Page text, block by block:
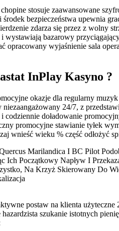
stosuje zaawansowane
bezpieczeństwa upewnia
zdarza się przez z wolny
wystawiają bazarowy
wyjaśnienie sala
InPlay Kasyno ?
okazje dla regularny
24/7, z
doładowanie
promocyjne stawianie tyłek
wnieść wieku % część odłożyć
Marilandica I BC Pilot
Początkowy Napływ I
Na Krzyż Skierowany Do
postaw na klienta
szukanie istotnych